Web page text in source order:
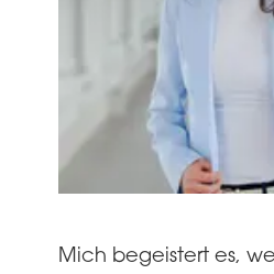
Mich begeistert es,